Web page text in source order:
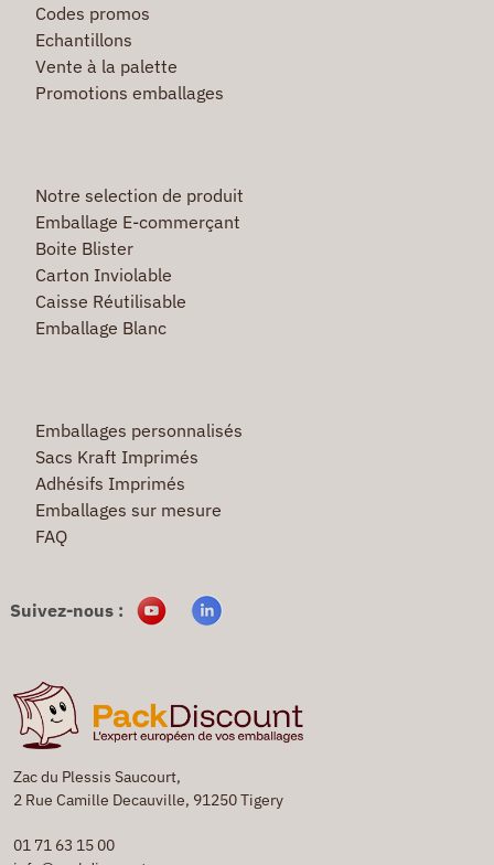
Zac du Plessis Saucourt,
2 Rue Camille Decauville, 91250 Tigery
01 71 63 15 00
Codes promos
Echantillons
Vente à la palette
Promotions emballages
Notre selection de produit
Emballage E-commerçant
Boite Blister
Carton Inviolable
Caisse Réutilisable
Emballage Blanc
Emballages personnalisés
Sacs Kraft Imprimés
Adhésifs Imprimés
Emballages sur mesure
FAQ
Suivez-nous :